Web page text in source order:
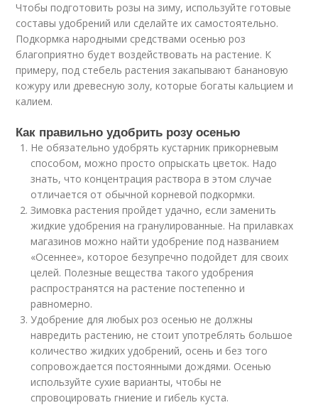
Чтобы подготовить розы на зиму, используйте готовые
составы удобрений или сделайте их самостоятельно.
Подкормка народными средствами осенью роз
благоприятно будет воздействовать на растение. К
примеру, под стебель растения закапывают банановую
кожуру или древесную золу, которые богаты кальцием и
калием.
Как правильно удобрить розу осенью
Не обязательно удобрять кустарник прикорневым
способом, можно просто опрыскать цветок. Надо
знать, что концентрация раствора в этом случае
отличается от обычной корневой подкормки.
Зимовка растения пройдет удачно, если заменить
жидкие удобрения на гранулированные. На прилавках
магазинов можно найти удобрение под названием
«Осеннее», которое безупречно подойдет для своих
целей. Полезные вещества такого удобрения
распространятся на растение постепенно и
равномерно.
Удобрение для любых роз осенью не должны
навредить растению, не стоит употреблять большое
количество жидких удобрений, осень и без того
сопровождается постоянными дождями. Осенью
используйте сухие варианты, чтобы не
спровоцировать гниение и гибель куста.